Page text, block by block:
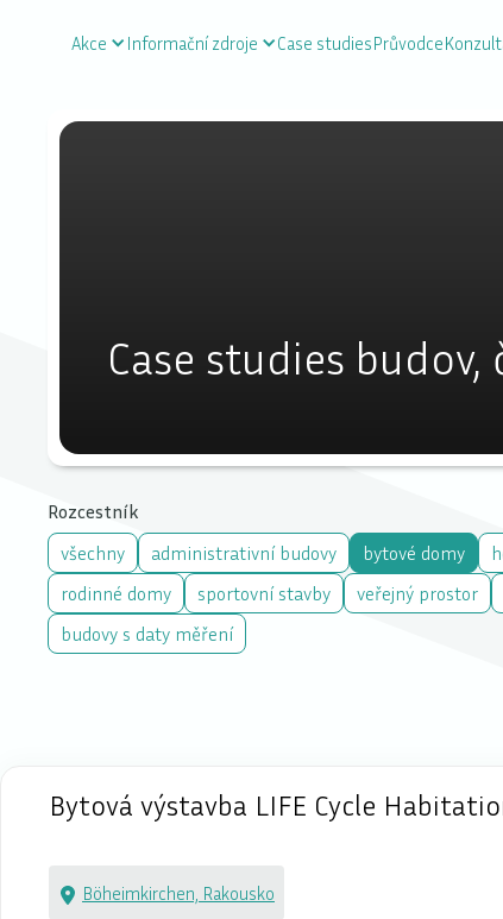
Akce Informační zdroje Case studiesPrůvodce
Case studies
Rozcestník
všechny
administrativní budovy bytové domy
rodinné domy
sportovní stavby veřejný prostor
budovy s daty měření
Bytová výstavba LIFE Cycle
Böheimkirchen, Rakousko